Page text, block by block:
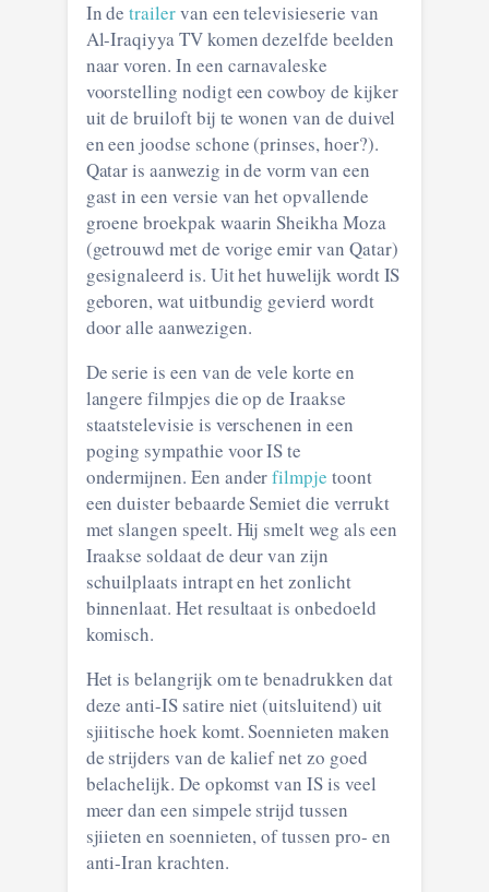
In detrailervan een televisieserie van
Al-Iraqiyya TV komen dezelfde beelden
naar voren. In een carnavaleske
voorstelling nodigt een cowboy de kijker
uit de bruiloft bij te wonen van de duivel
en een joodse schone (prinses, hoer?).
Qatar is aanwezig in de vorm van een
gast in een versie van het opvallende
groene broekpak waarin Sheikha Moza
(getrouwd met de vorige emir van Qatar)
gesignaleerd is. Uit het huwelijk wordt IS
geboren, wat uitbundig gevierd wordt
door alle aanwezigen.
De serie is een van de vele korte en
langere filmpjes die op de Iraakse
staatstelevisie is verschenen in een
poging sympathie voor IS te
ondermijnen. Een anderfilmpje toont
een duister bebaarde Semiet die verrukt
met slangen speelt. Hij smelt weg als een
Iraakse soldaat de deur van zijn
schuilplaats intrapt en het zonlicht
binnenlaat. Het resultaat is onbedoeld
komisch.
Het is belangrijk om te benadrukken dat
deze anti-IS satire niet (uitsluitend) uit
sjiitische hoek komt. Soennieten maken
de strijders van de kalief net zo goed
belachelijk. De opkomst van IS is veel
meer dan een simpele strijd tussen
sjiieten en soennieten, of tussen pro- en
anti-Iran krachten.